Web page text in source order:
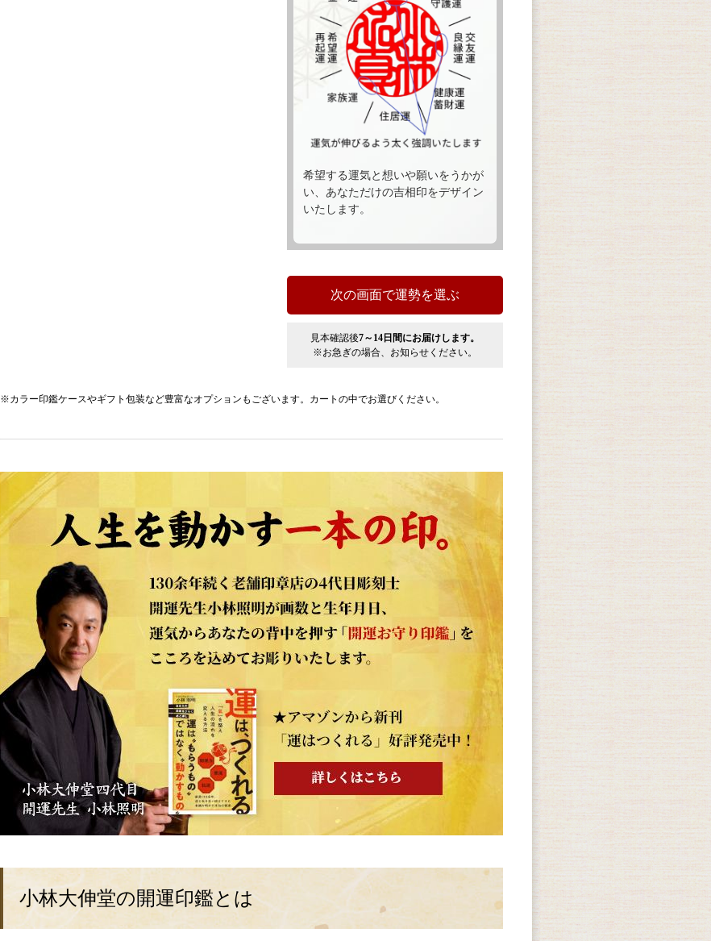
希望する運気と想いや願いをうかが
い、あなただけの吉相印をデザイン
いたします。
見本確認後7～14日間にお届けします。
※お急ぎの場合、お知らせください。
※カラー印鑑ケースやギフト包装など豊富なオプションもございます。カートの中でお選びください。
小林大伸堂の開運印鑑とは